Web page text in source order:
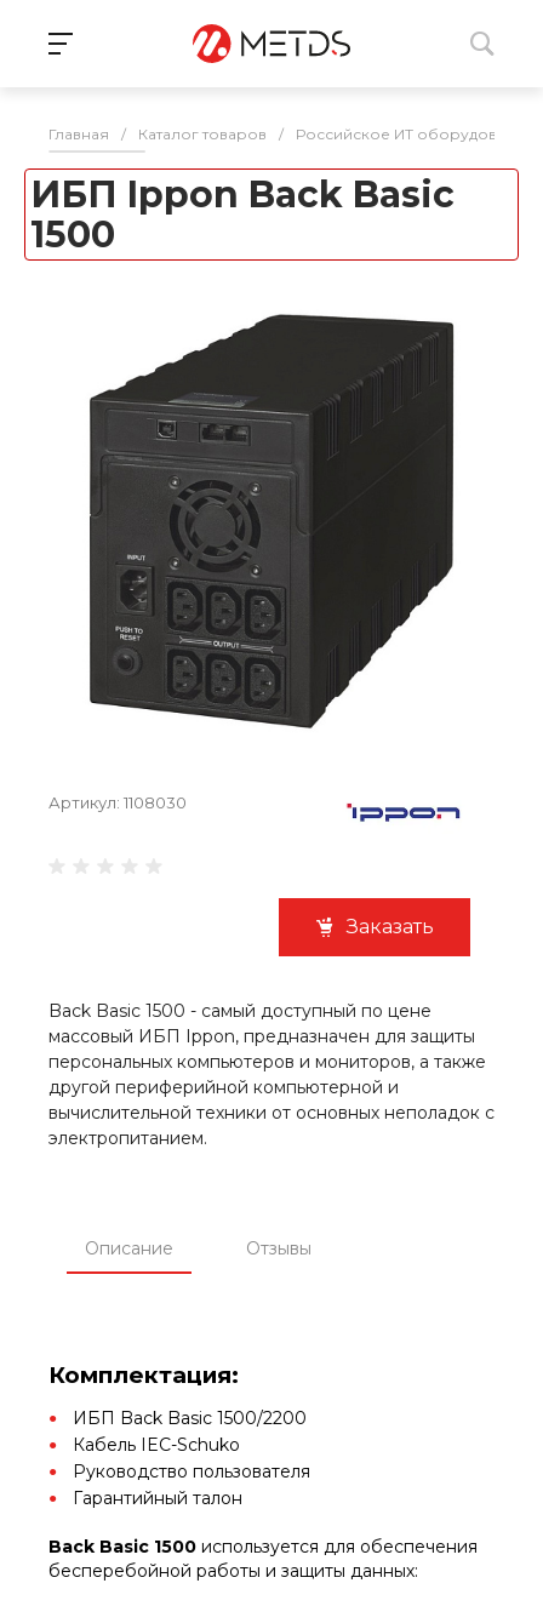
Главная / Каталог товаров / Российское ИТ оборудование
ИБП Ippon Back Basic
1500
Артикул: 1108030
Заказать
Back Basic 1500 - самый доступный по цене
массовый ИБП Ippon, предназначен для защиты
персональных компьютеров и мониторов, а также
другой периферийной компьютерной и
вычислительной техники от основных неполадок с
электропитанием.
Описание Отзывы
Комплектация:
ИБП Back Basic 1500/2200
Кабель IEC-Schuko
Руководство пользователя
Гарантийный талон
Back Basic 1500 используется для обеспечения
бесперебойной работы и защиты данных: